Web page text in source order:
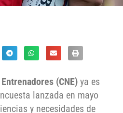
(CNE) ya es
lanzada en mayo
y necesidades de